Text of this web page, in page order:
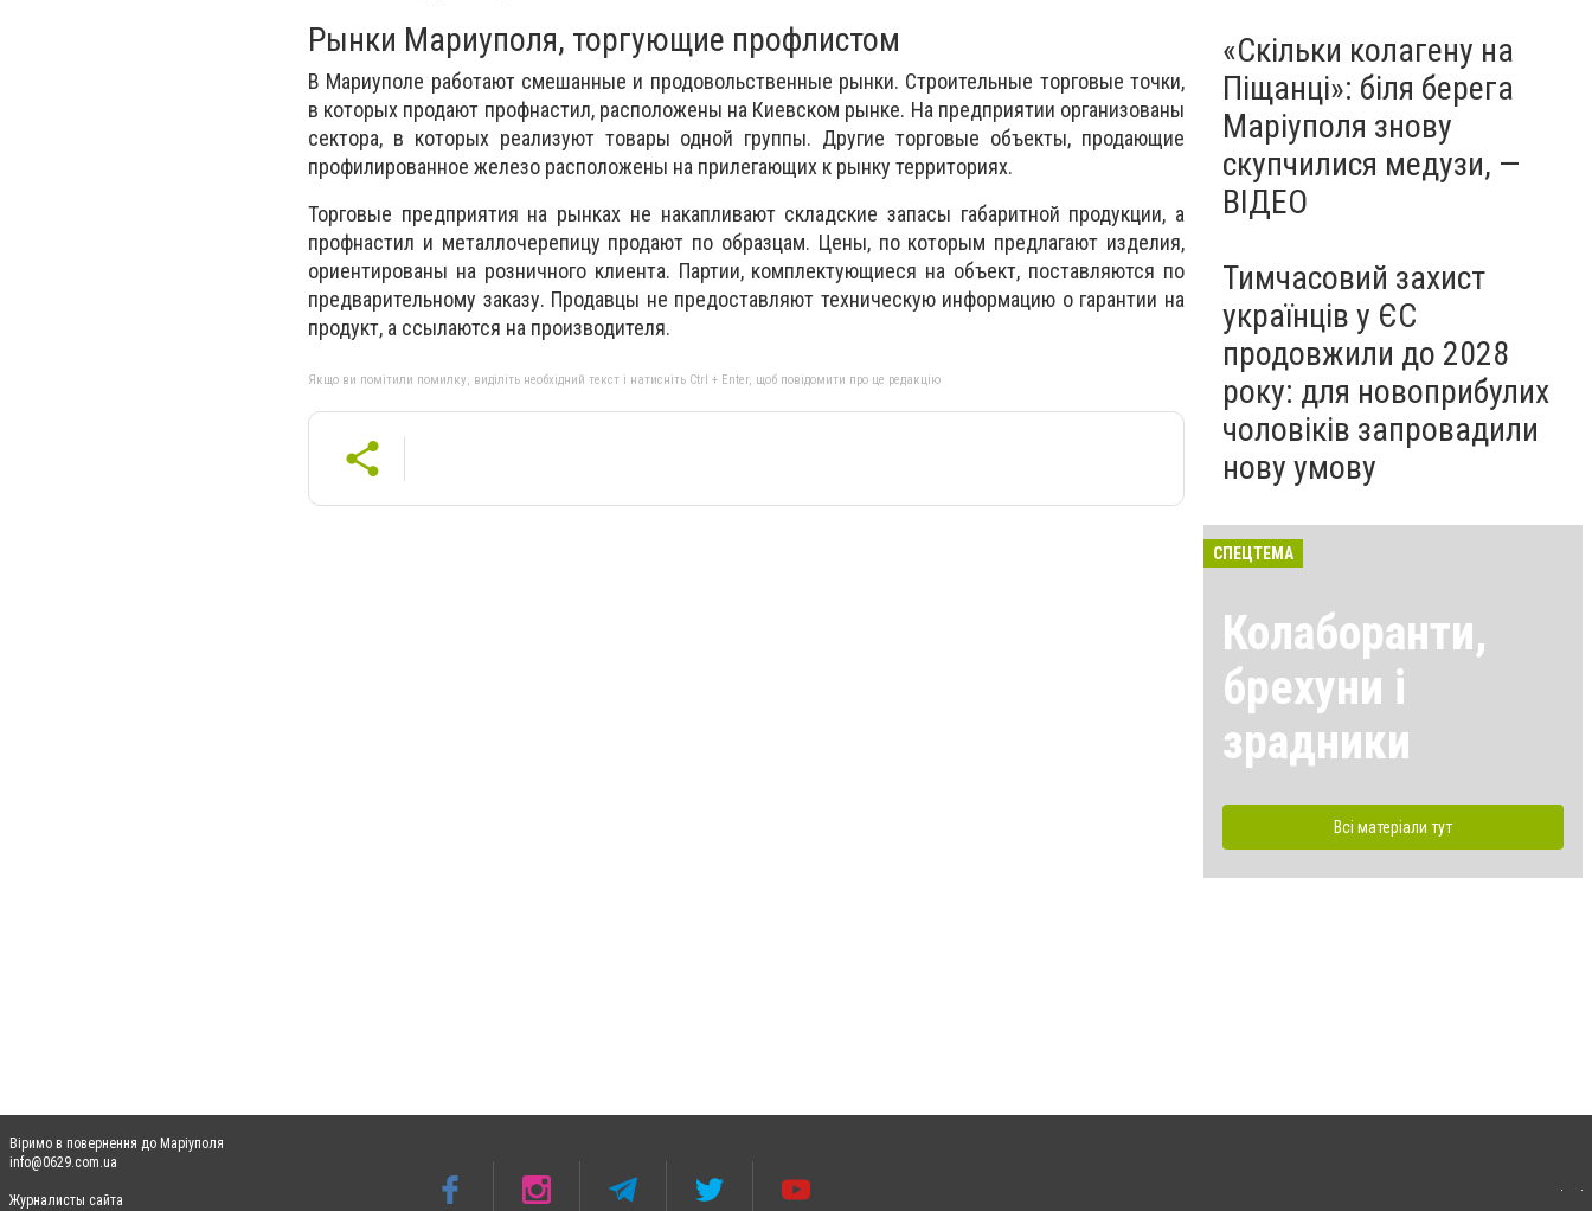
Рынки Мариуполя, торгующие профлистом
В Мариуполе работают смешанные и продовольственные рынки. Строительные торговые точки,
в которых продают профнастил, расположены на Киевском рынке. На предприятии организованы
сектора, в которых реализуют товары одной группы. Другие торговые объекты, продающие
профилированное железо расположены на прилегающих к рынку территориях.
Торговые предприятия на рынках не накапливают складские запасы габаритной продукции, а
профнастил и металлочерепицу продают по образцам. Цены, по которым предлагают изделия,
ориентированы на розничного клиента. Партии, комплектующиеся на объект, поставляются по
предварительному заказу. Продавцы не предоставляют техническую информацию о гарантии на
продукт, а ссылаются на производителя.
Якщо ви помітили помилку, виділіть необхідний текст і натисніть Ctrl + Enter, щоб повідомити про це редакцію
«Скільки колагену на
Піщанці»: біля берега
Маріуполя знову
скупчилися медузи, —
ВІДЕО
Тимчасовий захист
українців у ЄС
продовжили до 2028
року: для новоприбулих
чоловіків запровадили
нову умову
СПЕЦТЕМА
Колаборанти,
брехуни і
зрадники
Всі матеріали тут
Віримо в повернення до Маріуполя
info@0629.com.ua
Журналисты сайта